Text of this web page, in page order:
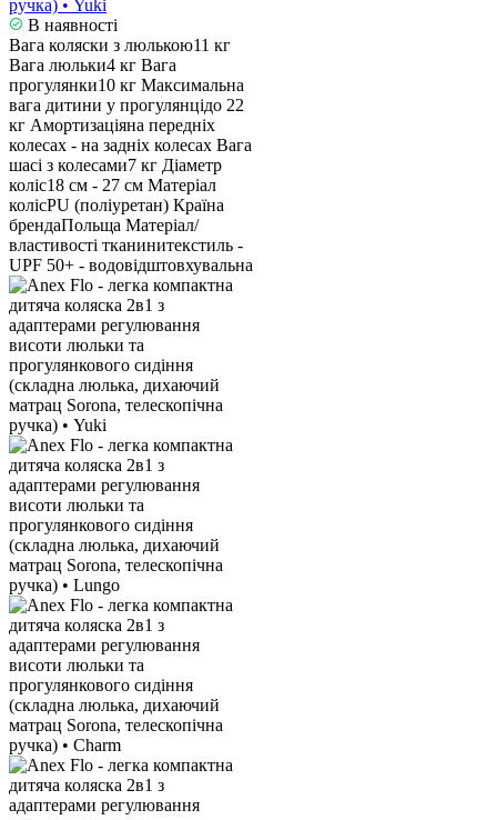
ручка) • Yuki
В наявності
Вага коляски з люлькою11 кг
Вага люльки4 кг Вага
прогулянки10 кг Максимальна
вага дитини у прогулянцідо 22
кг Амортизаціяна передніх
колесах - на задніх колесах Вага
шасі з колесами7 кг Діаметр
коліс18 см - 27 см Матеріал
колісPU (поліуретан) Країна
брендаПольща Матеріал/
властивості тканинитекстиль -
UPF 50+ - водовідштовхувальна